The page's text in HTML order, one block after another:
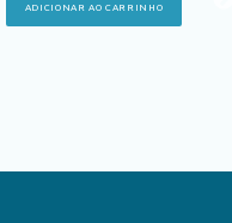
ADICIONAR AO CARRINHO